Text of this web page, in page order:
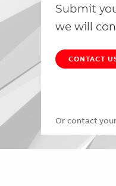
Submit
we will
CONTACT
Or contact your